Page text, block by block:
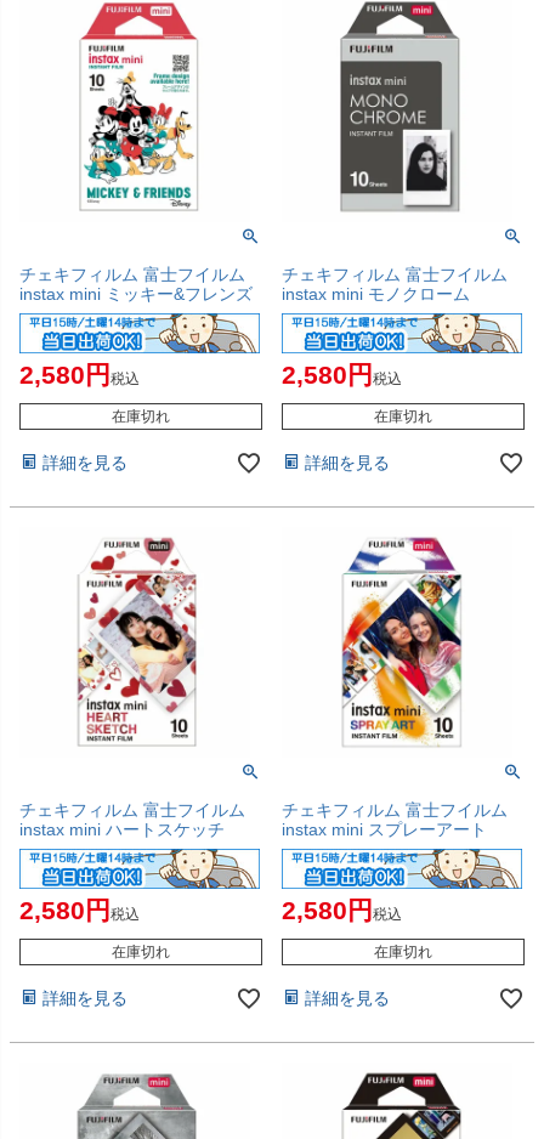
チェキフィルム 富士フイルム
instax mini ミッキー&フレンズ
2,580 税込
在庫切れ
詳細を見る
チェキフィルム 富士フイルム
instax mini モノクローム
2,580 税込
在庫切れ
詳細を見る
チェキフィルム 富士フイルム
instax mini ハートスケッチ
2,580 税込
在庫切れ
詳細を見る
チェキフィルム 富士フイルム
instax mini スプレーアート
2,580 税込
在庫切れ
詳細を見る